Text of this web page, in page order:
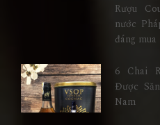
Rượu
nước
đáng
6 Chai
Được
Nam